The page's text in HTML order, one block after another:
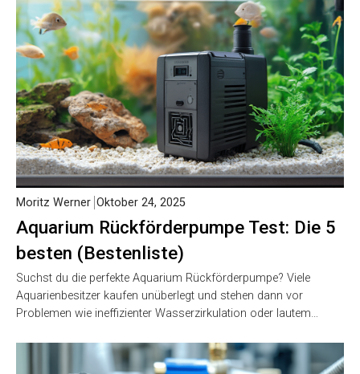
Aquarium Rückförderpumpe Test: Die 5
besten (Bestenliste)
Moritz Werner Oktober 24, 2025
Suchst du die perfekte Aquarium Rückförderpumpe? Viele
Aquarienbesitzer kaufen unüberlegt und stehen dann vor
Problemen wie ineffizienter Wasserzirkulation oder lautem…